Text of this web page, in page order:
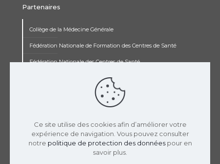
Partenaires
Collège de la Médecine Générale
Fédération Nationale de Formation des Centres de Santé
Fédération Nationale des Centres de Santé
Institut de Recherche Jean François Rey
Ce site utilise des cookies afin d’améliorer votre
expérience de navigation. Vous pouvez consulter
notre politique de protection des donnéespour en
savoir plus.